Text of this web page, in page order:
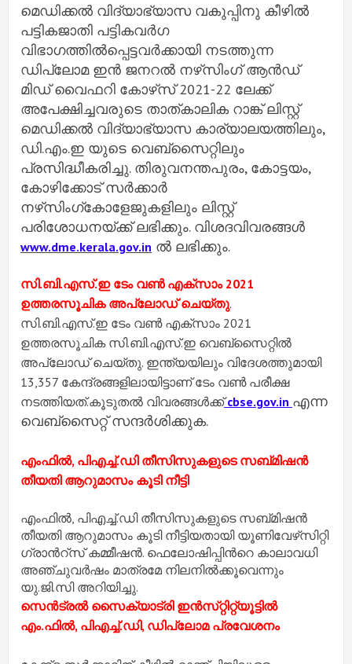
മെഡിക്കൽ വിദ്യാഭ്യാസ വകുപ്പിനു കീഴിൽ
പട്ടികജാതി പട്ടികവർഗ
വിഭാഗത്തിൽപ്പെട്ടവർക്കായി നടത്തുന്ന
ഡിപ്ലോമ ഇൻ ജനറൽ നഴ്‌സിംഗ് ആൻഡ്
മിഡ് വൈഫറി കോഴ്‌സ് 2021-22 ലേക്ക്
അപേക്ഷിച്ചവരുടെ താത്കാലിക റാങ്ക് ലിസ്റ്റ്
മെഡിക്കൽ വിദ്യാഭ്യാസ കാര്യാലയത്തിലും,
ഡി.എം.ഇ യുടെ വെബ്സൈറ്റിലും
പ്രസിദ്ധീകരിച്ചു. തിരുവനന്തപുരം, കോട്ടയം,
കോഴിക്കോട് സർക്കാർ
നഴ്‌സിംഗ്കോളേജുകളിലും ലിസ്റ്റ്
പരിശോധനയ്ക്ക് ലഭിക്കും. വിശദവിവരങ്ങൾ
www.dme.kerala.gov.in ൽ ലഭിക്കും.
സി.ബി.എസ്.ഇ ടേം വണ്‍ എക്‌സാം 2021
ഉത്തരസൂചിക അപ്ലോഡ് ചെയ്തു.
സി.ബി.എസ്.ഇ ടേം വണ്‍ എക്‌സാം 2021
ഉത്തരസൂചിക സി.ബി.എസ്.ഇ വെബ്‌സൈറ്റില്‍
അപ്ലോഡ് ചെയ്തു. ഇന്ത്യയിലും വിദേശത്തുമായി
13,357 കേന്ദ്രങ്ങളിലായിട്ടാണ് ടേം വണ്‍ പരീക്ഷ
നടത്തിയത്.കൂടുതല്‍ വിവരങ്ങള്‍ക്ക്cbse.gov.in എന്ന
വെബ്‌സൈറ്റ് സന്ദര്‍ശിക്കുക.
എംഫിൽ, പിഎച്ച്.​ഡി തീസിസുകളുടെ സബ്​മിഷൻ
തീയതി ആറുമാസം കൂടി നീട്ടി
എംഫിൽ, പിഎച്ച്.​ഡി തീസിസുകളുടെ സബ്​മിഷൻ
തീയതി ആറുമാസം കൂടി നീട്ടിയതായി യൂണിവേഴ്​സിറ്റി
ഗ്രാൻറ്​സ്​ കമ്മീഷൻ. ഫെലോഷിപ്പിന്‍റെ കാലാവധി
അഞ്ചുവർഷം മാ​ത്രമേ നിലനിൽക്കൂവെന്നും
യു.ജി.സി അറിയിച്ചു.
സെൻട്രൽ സൈക്യാട്രി ഇൻസ്​റ്റിറ്റ്യൂട്ടിൽ
എം.ഫിൽ, പിഎച്ച്​.ഡി, ഡിപ്ലോമ പ്രവേശനം